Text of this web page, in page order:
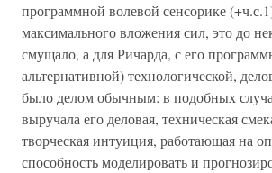
программной волевой сенсорике
максимального вложения сил, это до
смущало, а для Ричарда, с его
альтернативной) технологической,
было делом обычным: в подобных
выручала его деловая, техническая
творческая интуиция, работающая на
способность моделировать и